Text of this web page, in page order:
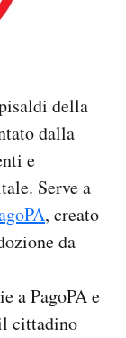
della
dalla
e
Serve a
, creato
da
a PagoPA e
cittadino